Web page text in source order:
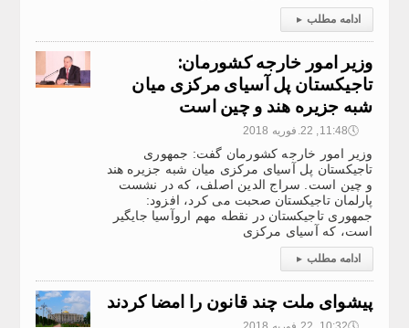
ادامه مطلب ▸
وزیر امور خارجه کشورمان:
تاجیکستان پل آسیای مرکزی میان
شبه جزیره هند و چین است
🕔11:48, 22.فوریه 2018
وزیر امور خارجه کشورمان گفت: جمهوری
تاجیکستان پل آسیای مرکزی میان شبه جزیره هند
و چین است. سراج الدین اصلف، که در نشست
پارلمان تاجیکستان صحبت می کرد، افزود:
جمهوری تاجیکستان در نقطه مهم اروآسیا جایگیر
است، که آسیای مرکزی
ادامه مطلب ▸
پیشوای ملت چند قانون را امضا کردند